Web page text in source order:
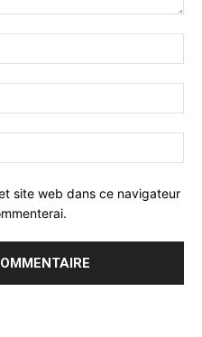
site web dans ce navigateur